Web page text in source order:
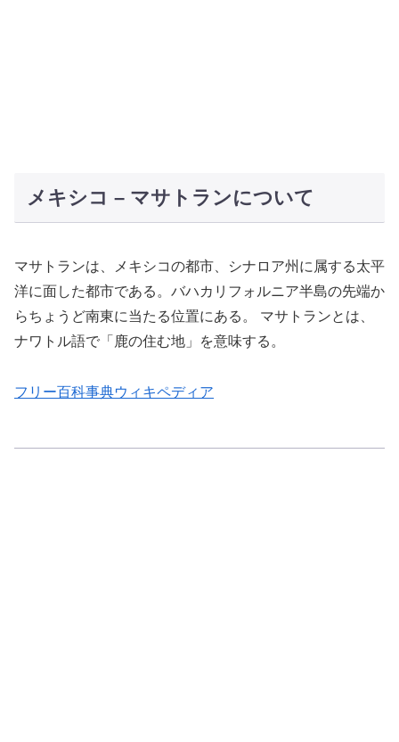
メキシコ – マサトランについて
マサトランは、メキシコの都市、シナロア州に属する太平
洋に面した都市である。バハカリフォルニア半島の先端か
らちょうど南東に当たる位置にある。 マサトランとは、
ナワトル語で「鹿の住む地」を意味する。
フリー百科事典ウィキペディア